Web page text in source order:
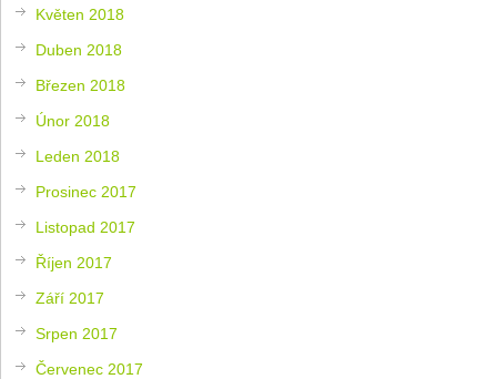
Květen 2018
Duben 2018
Březen 2018
Únor 2018
Leden 2018
Prosinec 2017
Listopad 2017
Říjen 2017
Září 2017
Srpen 2017
Červenec 2017